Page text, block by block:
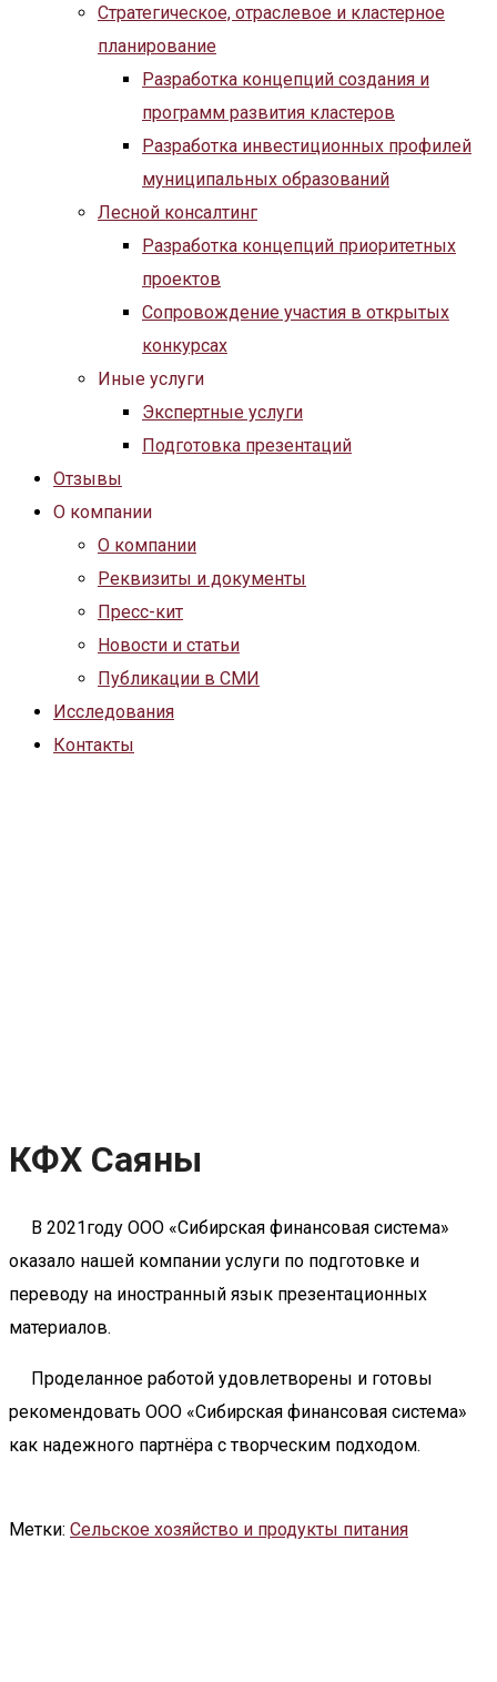
Стратегическое, отраслевое и кластерное
планирование
Разработка концепций создания и
программ развития кластеров
Разработка инвестиционных профилей
муниципальных образований
Лесной консалтинг
Разработка концепций приоритетных
проектов
Сопровождение участия в открытых
конкурсах
Иные услуги
Экспертные услуги
Подготовка презентаций
Отзывы
О компании
О компании
Реквизиты и документы
Пресс-кит
Новости и статьи
Публикации в СМИ
Исследования
Контакты
КФХ Саяны
В 2021году ООО «Сибирская финансовая система»
оказало нашей компании услуги по подготовке и
переводу на иностранный язык презентационных
материалов.
Проделанное работой удовлетворены и готовы
рекомендовать ООО «Сибирская финансовая система»
как надежного партнёра с творческим подходом.
Метки: Сельское хозяйство и продукты питания